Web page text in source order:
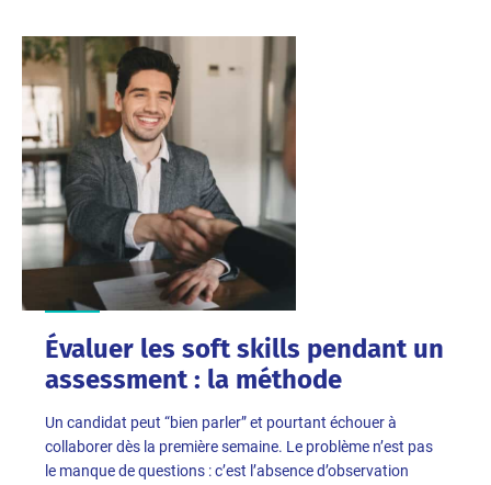
Évaluer les soft skills pendant un
assessment : la méthode
Un candidat peut “bien parler” et pourtant échouer à
collaborer dès la première semaine. Le problème n’est pas
le manque de questions : c’est l’absence d’observation